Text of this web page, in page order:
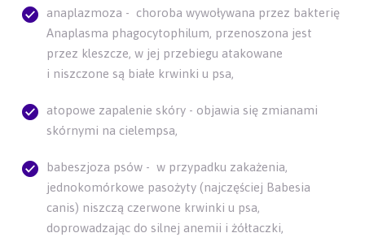
anaplazmoza - choroba wywoływana przez bakterię
Anaplasma phagocytophilum, przenoszona jest
przez kleszcze, w jej przebiegu atakowane
i niszczone są białe krwinki u psa,
atopowe zapalenie skóry - objawia się zmianami
skórnymi na cielempsa,
babeszjoza psów - w przypadku zakażenia,
jednokomórkowe pasożyty (najczęściej Babesia
canis) niszczą czerwone krwinki u psa,
doprowadzając do silnej anemii i żółtaczki,